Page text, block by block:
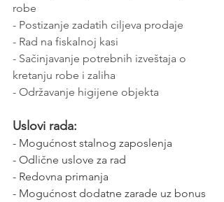
robe
- Postizanje zadatih ciljeva prodaje
- Rad na fiskalnoj kasi
- Sačinjavanje potrebnih izveštaja o
kretanju robe i zaliha
- Održavanje higijene objekta
Uslovi rada:
- Mogućnost stalnog zaposlenja
- Odlične uslove za rad
- Redovna primanja
- Mogućnost dodatne zarade uz bonus